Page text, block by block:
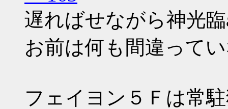
遅ればせながら神光臨
お前は何も間違って
フェイヨン５Ｆは常